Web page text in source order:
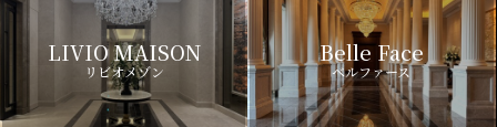
LIVIO MAISON
リビオメゾン
Belle Face
ベルファース